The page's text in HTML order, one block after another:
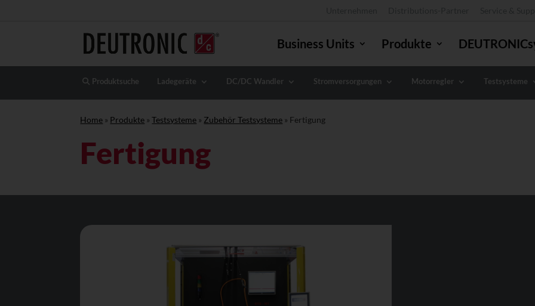
Business Units Produkte
Produktsuche Ladegeräte DC/DC Wandler Stromversorgungen Motorregler Testsysteme
Home » Produkte »Testsysteme » Zubehör Testsysteme » Fertigung
Fertigung